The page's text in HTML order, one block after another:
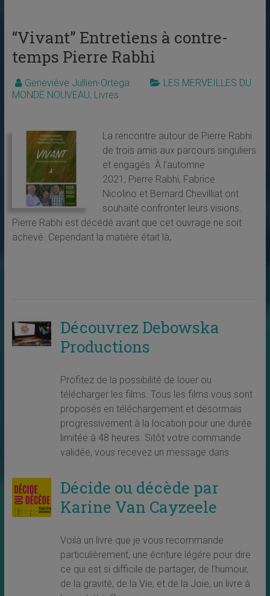
“Vivant” Entretiens à contre-
temps Pierre Rabhi
Geneviève Jullien-Ortega
LES MERVEILLES DU
MONDE NOUVEAU, Livres
La rencontre autour de Pierre Rabhi
de trois amis aux parcours singuliers
et engagés. À l’automne
2021, Pierre Rabhi, Fabrice
Nicolino et Bernard Chevilliat ont
souhaité confronter leurs visions.
Pierre Rabhi est décédé avant que cet ouvrage ne soit
achevé. Cependant la matière était là,
Découvrez Debowska
Productions
Profitez de la possibilité de louer ou
télécharger les films. Tous les films vous sont
proposés en téléchargement et désormais
progressivement à la location pour une durée
limitée à 48 heures. Sitôt votre commande
validée, vous recevez un message dans
Décide ou décède par
Karine Van Cayzeele
Voilà un livre que je vous recommande
particulièrement, une écriture légére pour dire
ce qui est si difficile de partager, de l’humour,
de la gravité, de la Vie, et de la Joie, un livre à